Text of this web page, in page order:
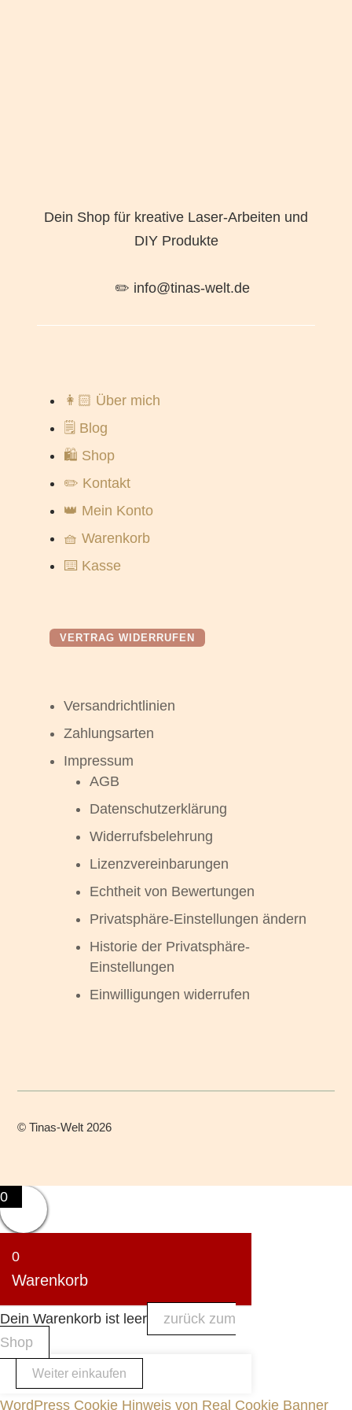
Dein Shop für kreative Laser-Arbeiten und
DIY Produkte
✏️ info@tinas-welt.de
👩🏻 Über mich
🗒️ Blog
🛍️ Shop
✏️ Kontakt
👑 Mein Konto
🧺 Warenkorb
⌨️ Kasse
VERTRAG WIDERRUFEN
Versandrichtlinien
Zahlungsarten
Impressum
AGB
Datenschutzerklärung
Widerrufsbelehrung
Lizenzvereinbarungen
Echtheit von Bewertungen
Privatsphäre-Einstellungen ändern
Historie der Privatsphäre-
Einstellungen
Einwilligungen widerrufen
©Tinas-Welt 2026
0
0
Warenkorb
Dein Warenkorb ist leer
zurück zum
Shop
Weiter einkaufen
WordPress Cookie Hinweis von Real Cookie Banner